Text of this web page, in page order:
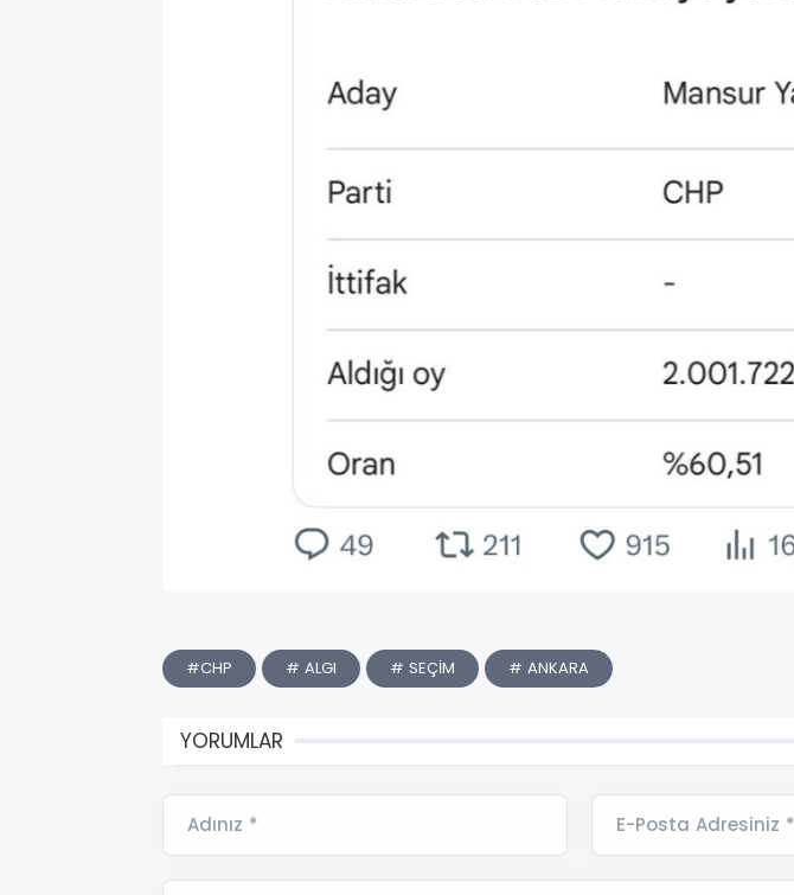
#CHP # ALGI # SEÇİM # ANKARA
YORUMLAR
Adınız * E-Posta Adresiniz *